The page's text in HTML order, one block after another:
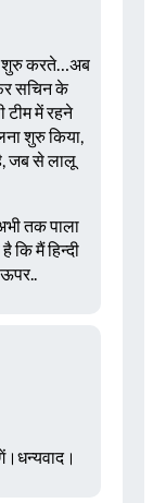
शुरु करते…अब
सचिन के
टीम में रहने
शुरु किया,
जब से लालू
तक पाला
कि मैं हिन्दी